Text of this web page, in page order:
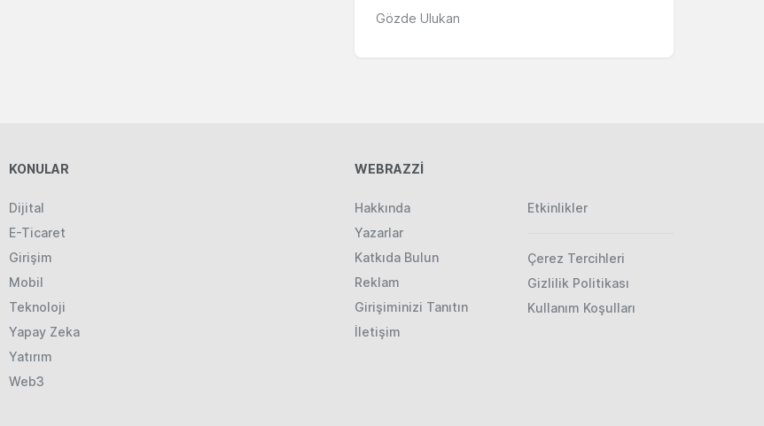
Gözde Ulukan
KONULAR
Dijital
E-Ticaret
Girişim
Mobil
Teknoloji
Yapay Zeka
Yatırım
Web3
WEBRAZZİ
Hakkında
Yazarlar
Katkıda Bulun
Reklam
Girişiminizi Tanıtın
İletişim
Etkinlikler
Çerez Tercihleri
Gizlilik Politikası
Kullanım Koşulları